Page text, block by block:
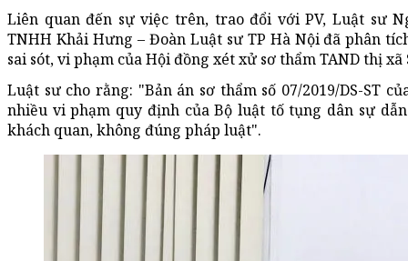
Liên quan đến sự việc trên, trao đổi với PV, Luật sư
TNHH Khải Hưng – Đoàn Luật sư TP Hà Nội đã phân
sai sót, vi phạm của Hội đồng xét xử sơ thẩm TAND thị xã
Luật sư cho rằng: "Bản án sơ thẩm số 07/2019/DS-ST
nhiều vi phạm quy định của Bộ luật tố tụng dân sự
khách quan, không đúng pháp luật".